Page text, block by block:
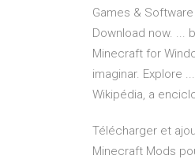
Games &
Download now. ...
Minecraft for
imaginar. Explore
Wikipédia, a
Télécharger et
Minecraft Mods